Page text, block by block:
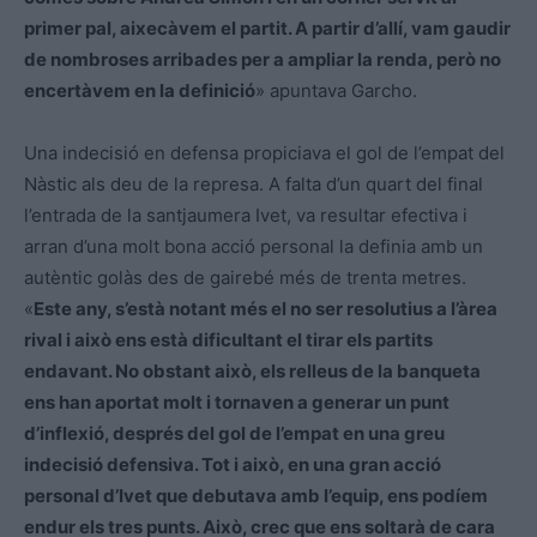
primer pal, aixecàvem el partit. A partir d’allí, vam gaudir
de nombroses arribades per a ampliar la renda, però no
encertàvem en la definició» apuntava Garcho.
Una indecisió en defensa propiciava el gol de l’empat del
Nàstic als deu de la represa. A falta d’un quart del final
l’entrada de la santjaumera Ivet, va resultar efectiva i
arran d’una molt bona acció personal la definia amb un
autèntic golàs des de gairebé més de trenta metres.
«Este any, s’està notant més el no ser resolutius a l’àrea
rival i això ens està dificultant el tirar els partits
endavant. No obstant això, els relleus de la banqueta
ens han aportat molt i tornaven a generar un punt
d’inflexió, després del gol de l’empat en una greu
indecisió defensiva. Tot i això, en una gran acció
personal d’Ivet que debutava amb l’equip, ens podíem
endur els tres punts. Això, crec que ens soltarà de cara